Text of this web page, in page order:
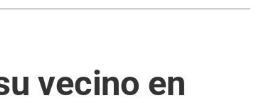
vecino en